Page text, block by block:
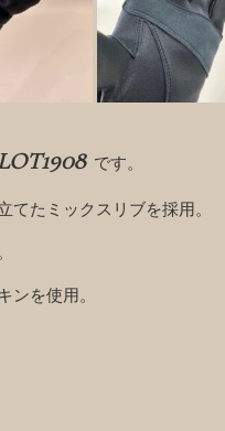
です。
たミックスリブを採用。
ンを使用。